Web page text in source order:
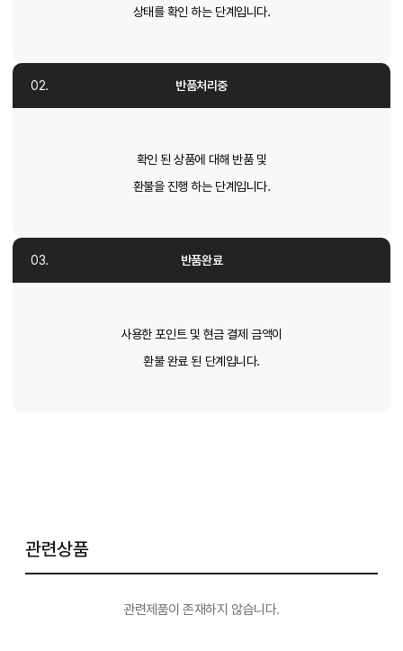
상태를 확인 하는 단계입니다.
반품처리중
확인 된 상품에 대해 반품 및
환불을 진행 하는 단계입니다.
반품완료
사용한 포인트 및 현금 결제 금액이
환불 완료 된 단계입니다.
관련상품
관련제품이 존재하지 않습니다.